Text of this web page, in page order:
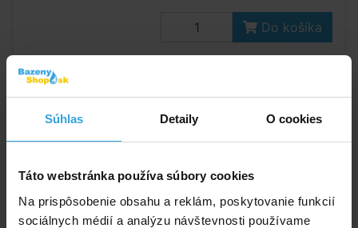
Súhlas Detaily O cookies
Táto webstránka používa súbory cookies
Na prispôsobenie obsahu a reklám, poskytovanie funkcií
sociálnych médií a analýzu návštevnosti používame
Do košíka
Spýtajte sa predavača
Podrobný popis
Perfektné riešenie s vysokým spánkovým komfortom
INTEX s rozmermi 107 × 168 × 25 cm.